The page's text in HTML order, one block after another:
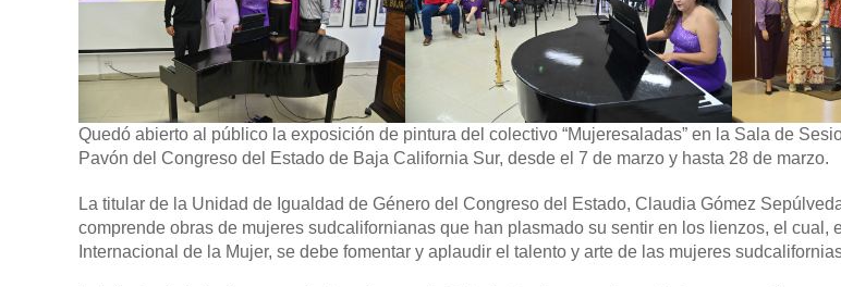
Quedó abierto al público la exposición de pintura del colectivo “Mujeresaladas” en la Sala de
Pavón del Congreso del Estado de Baja California Sur, desde el 7 de marzo y hasta 28 de marzo.
La titular de la Unidad de Igualdad de Género del Congreso del Estado, Claudia Gómez
comprende obras de mujeres sudcalifornianas que han plasmado su sentir en los lienzos, el cual,
Internacional de la Mujer, se debe fomentar y aplaudir el talento y arte de las mujeres